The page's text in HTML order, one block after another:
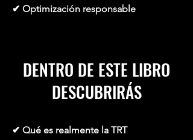
✔ Optimización responsable
DENTRO DE ESTE LIBRO
DESCUBRIRÁS
✔ Qué es realmente la TRT